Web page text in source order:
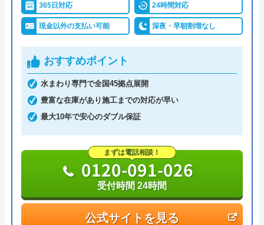
365日対応 24時間対応
現金以外の支払い可能 深夜・早朝割増なし
おすすめポイント
水まわり専門で全国45拠点展開
豊富な在庫があり施工までの対応が早い
最大10年で安心のダブル保証
公式サイトを見る
まずは電話相談！
0120-091-026
受付時間 24時間